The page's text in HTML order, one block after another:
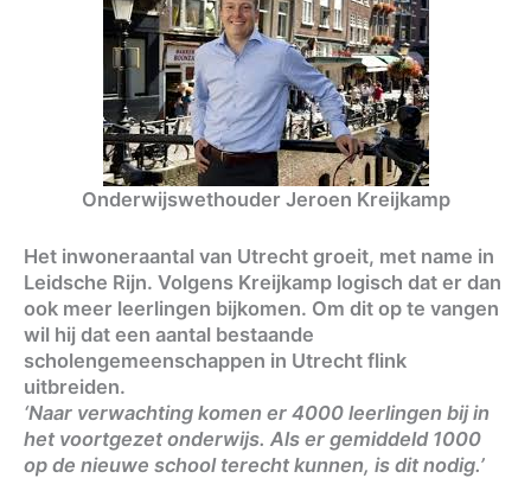
Onderwijswethouder Jeroen Kreijkamp
Het inwoneraantal van Utrecht groeit, met name in
Leidsche Rijn. Volgens Kreijkamp logisch dat er dan
ook meer leerlingen bijkomen. Om dit op te vangen
wil hij dat een aantal bestaande
scholengemeenschappen in Utrecht flink
uitbreiden.
‘Naar verwachting komen er 4000 leerlingen bij in
het voortgezet onderwijs. Als er gemiddeld 1000
op de nieuwe school terecht kunnen, is dit nodig.’